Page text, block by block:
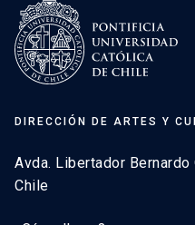
DIRECCIÓN DE ARTES Y
Avda. Libertador Bernardo
Chile